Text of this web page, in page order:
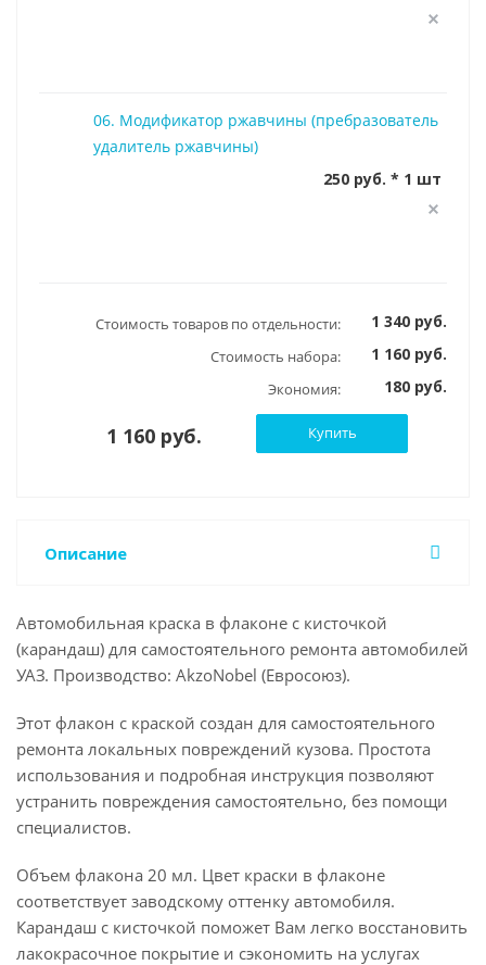
06. Модификатор ржавчины (пребразователь
удалитель ржавчины)
250 руб. * 1 шт
Стоимость товаров по отдельности: 1 340 руб.
Стоимость набора: 1 160 руб.
Экономия: 180 руб.
1 160 руб. Купить
Описание
Автомобильная краска в флаконе с кисточкой
(карандаш) для самостоятельного ремонта автомобилей
УАЗ. Производство: AkzoNobel (Евросоюз).
Этот флакон с краской создан для самостоятельного
ремонта локальных повреждений кузова. Простота
использования и подробная инструкция позволяют
устранить повреждения самостоятельно, без помощи
специалистов.
Объем флакона 20 мл. Цвет краски в флаконе
соответствует заводскому оттенку автомобиля.
Карандаш с кисточкой поможет Вам легко восстановить
лакокрасочное покрытие и сэкономить на услугах